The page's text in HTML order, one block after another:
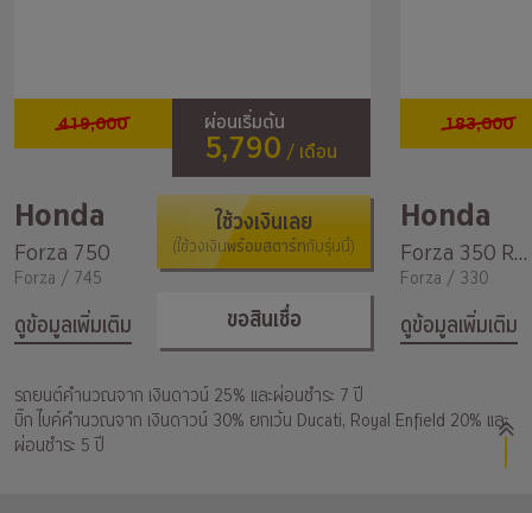
419,000 ผ่อนเริ่มต้น
5,790 / เดือน
Honda
Forza 750
Forza / 745
ดูข้อมูลเพิ่มเติม
ใช้วงเงินเลย
(ใช้วงเงินพร้อมสตาร์ทกับรุ่นนี้)
ขอสินเชื่อ
183,000
Honda
Forza 350 Roadsync
Forza / 330
ดูข้อมูลเพิ่มเติม
รถยนต์คำนวณจาก เงินดาวน์ 25% และผ่อนชำระ 7 ปี
บิ๊ก ไบค์คำนวณจาก เงินดาวน์ 30% ยกเว้น Ducati, Royal Enfield 20% และ
ผ่อนชำระ 5 ปี